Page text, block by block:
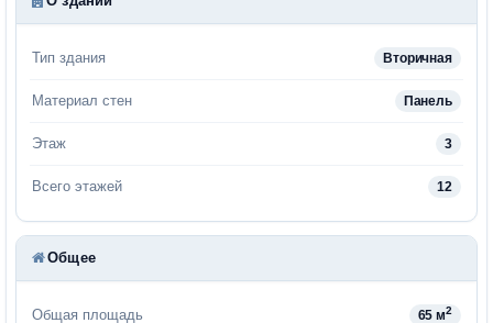
Тип здания Вторичная
Материал стен Панель
Этаж 3
Всего этажей 12
Общее
Общая площадь 65 м2